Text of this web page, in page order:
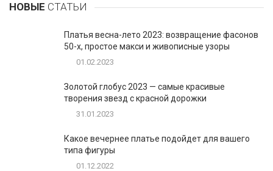
НОВЫЕ СТАТЬИ
Платья весна-лето 2023: возвращение фасонов
50-х, простое макси и живописные узоры
01.02.2023
Золотой глобус 2023 — самые красивые
творения звезд с красной дорожки
31.01.2023
Какое вечернее платье подойдет для вашего
типа фигуры
01.12.2022